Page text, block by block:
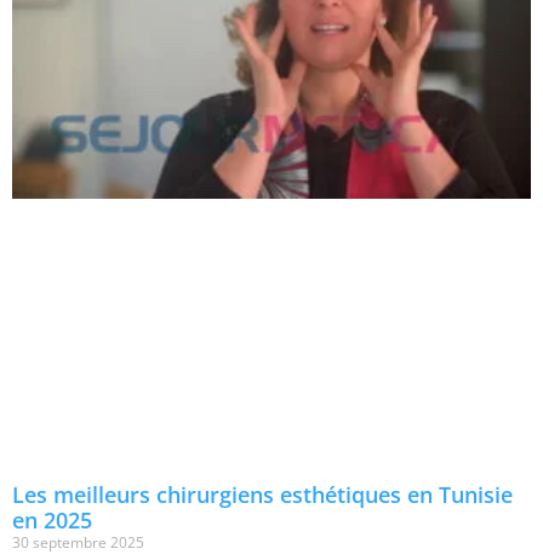
Les meilleurs chirurgiens esthétiques en Tunisie
en 2025
30 septembre 2025